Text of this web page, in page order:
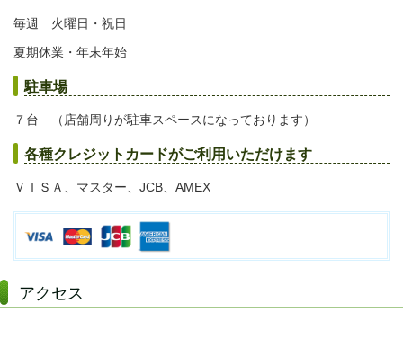
毎週 火曜日・祝日
夏期休業・年末年始
駐車場
７台 （店舗周りが駐車スペースになっております）
各種クレジットカードがご利用いただけます
ＶＩＳＡ、マスター、JCB、AMEX
アクセス